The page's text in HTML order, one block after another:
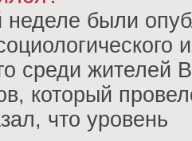
были
среди жителей
который
что уровень